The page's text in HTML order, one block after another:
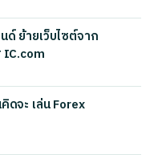
ด์ ย้ายเว็บไซต์จาก
จะ เล่น Forex